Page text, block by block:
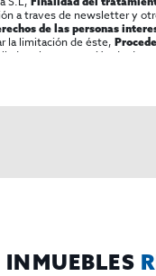
a traves de newsletter y
de las personas
la limitación de éste,
sobre protección de datos
INMUEBLES